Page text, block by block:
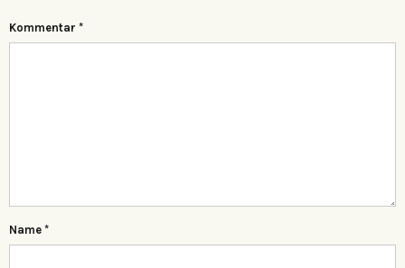
Kommentar *
Name *